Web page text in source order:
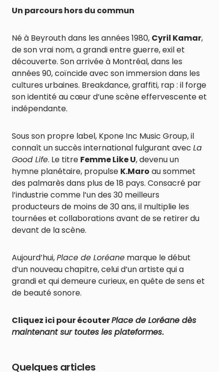
Un parcours hors du commun
Né à Beyrouth dans les années 1980, Cyril Kamar,
de son vrai nom, a grandi entre guerre, exil et
découverte. Son arrivée à Montréal, dans les
années 90, coïncide avec son immersion dans les
cultures urbaines. Breakdance, graffiti, rap : il forge
son identité au cœur d’une scène effervescente et
indépendante.
Sous son propre label, Kpone Inc Music Group, il
connaît un succès international fulgurant avec La
Good Life. Le titre Femme Like U, devenu un
hymne planétaire, propulse K.Maro au sommet
des palmarès dans plus de 18 pays. Consacré par
l’industrie comme l’un des 30 meilleurs
producteurs de moins de 30 ans, il multiplie les
tournées et collaborations avant de se retirer du
devant de la scène.
Aujourd’hui,Place de Loréane marque le début
d’un nouveau chapitre, celui d’un artiste qui a
grandi et qui demeure curieux, en quête de sens et
de beauté sonore.
Cliquez ici pour écouterPlace de Loréane dès
maintenant sur toutes les plateformes.
Quelques articles